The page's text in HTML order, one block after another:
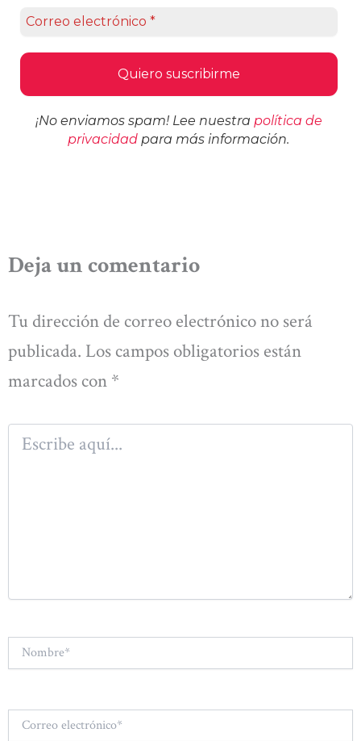
¡No enviamos spam! Lee nuestra política de
privacidad para más información.
Deja un comentario
Tu dirección de correo electrónico no será
publicada. Los campos obligatorios están
marcados con *
Escribe
aquí...
Nombre*
Correo
electrónico*